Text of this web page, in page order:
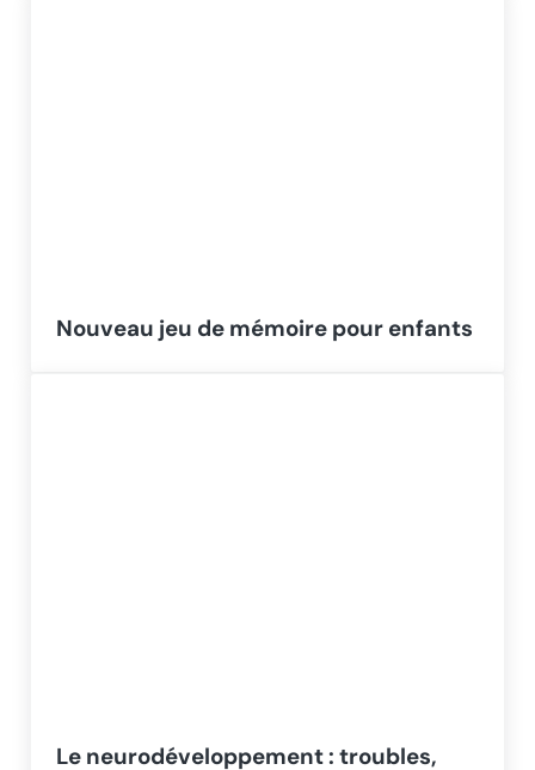
Nouveau jeu de mémoire pour enfants
Le neurodéveloppement : troubles,